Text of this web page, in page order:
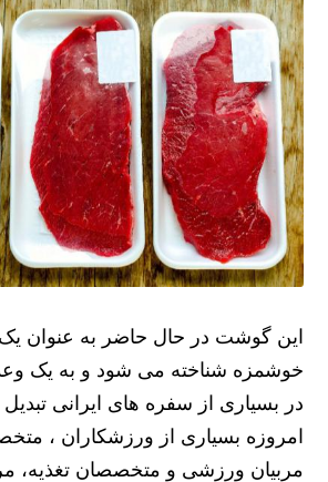
این گوشت در حال حاضر به عنوان
خوشمزه شناخته می شود و به یک
در بسیاری از سفره های ایرانی
امروزه بسیاری از ورزشکاران ،
مربیان ورزشی و متخصصان تغذیه،